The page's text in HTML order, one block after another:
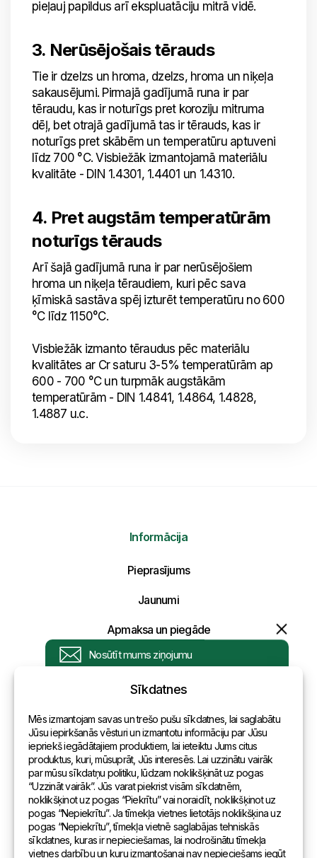
pieļauj papildus arī ekspluatāciju mitrā vidē.
3. Nerūsējošais tērauds
Tie ir dzelzs un hroma, dzelzs, hroma un niķeļa
sakausējumi. Pirmajā gadījumā runa ir par
tēraudu, kas ir noturīgs pret koroziju mitruma
dēļ, bet otrajā gadījumā tas ir tērauds, kas ir
noturīgs pret skābēm un temperatūru aptuveni
līdz 700 °C. Visbiežāk izmantojamā materiālu
kvalitāte - DIN 1.4301, 1.4401 un 1.4310.
4. Pret augstām temperatūrām
noturīgs tērauds
Arī šajā gadījumā runa ir par nerūsējošiem
hroma un niķeļa tēraudiem, kuri pēc sava
ķīmiskā sastāva spēj izturēt temperatūru no 600
°C līdz 1150°C.
Visbiežāk izmanto tēraudus pēc materiālu
kvalitātes ar Cr saturu 3-5% temperatūrām ap
600 - 700 °C un turpmāk augstākām
temperatūrām - DIN 1.4841, 1.4864, 1.4828,
1.4887 u.c.
Nosūtīt mums ziņojumu
Uzraksti savu ziņojumu un mēs atbildēsim
Informācija
Pieprasījums
Jaunumi
Apmaksa un piegāde
Konfidencialitātes politika
Kontakti
Vispārēja informācija
Pārstāvniecības pasaulē
Adrese
Andreja Pumpura iela 104B, Daugavpils, Latvija, LV-5404
Sīkdatnes
Mēs izmantojam savas un trešo pušu sīkdatnes, lai saglabātu
Jūsu iepirkšanās vēsturi un izmantotu informāciju par Jūsu
iepriekš iegādātajiem produktiem, lai ieteiktu Jums citus
produktus, kuri, mūsuprāt, Jūs interesēs. Lai uzzinātu vairāk
par mūsu sīkdatņu politiku, lūdzam noklikšķināt uz pogas
“Uzzināt vairāk”. Jūs varat piekrist visām sīkdatnēm,
noklikšķinot uz pogas “Piekrītu” vai noraidīt, noklikšķinot uz
pogas “Nepiekrītu”. Ja tīmekļa vietnes lietotājs noklikšķina uz
pogas “Nepiekrītu”, tīmekļa vietnē saglabājas tehniskās
sīkdatnes, kuras ir nepieciešamas, lai nodrošinātu tīmekļa
vietnes darbību un kuru izmantošanai nav nepieciešams iegūt